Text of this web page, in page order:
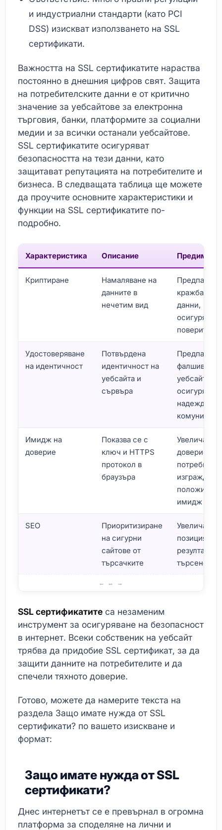
и индустриални стандарти (като PCI
DSS) изискват използването на SSL
сертификати.
Важността на SSL сертификатите нараства
постоянно в днешния цифров свят. Защита
на потребителските данни е от критично
значение за уебсайтове за електронна
търговия, банки, платформите за социални
медии и за всички останали уебсайтове.
SSL сертификатите осигуряват
безопасността на тези данни, като
защитават репутацията на потребителите и
бизнеса. В следващата таблица ще можете
да проучите основните характеристики и
функции на SSL сертификатите по-
подробно.
Характеристика Описание
Криптиране
Намаляване на
данните в
нечетим вид
Предпазва
кражба на
данни,
осигурява
Удостоверяване
на идентичност
Потвърдена
идентичност на
уебсайта и
сървъра
Предпазва
фалшиви
уебсайтове,
осигурява
надеждно
Имидж на
доверие
Показва се с
ключ и HTTPS
протокол в
браузъра
Увеличава
доверието
изгражда
имидж
SEO
Приоритизиране
на сигурни
сайтове от
търсачките
Увеличава
позицията в
резултати
търсене
SSL сертификатите са незаменим
инструмент за осигуряване на безопасност
в интернет. Всеки собственик на уебсайт
трябва да придобие SSL сертификат, за да
защити данните на потребителите и да
спечели тяхното доверие.
Готово, можете да намерите текста на
раздела Защо имате нужда от SSL
сертификати? по вашето изискване и
формат:
Защо имате нужда от SSL
сертификати?
Днес интернетът се е превърнал в огромна
платформа за споделяне на лични и